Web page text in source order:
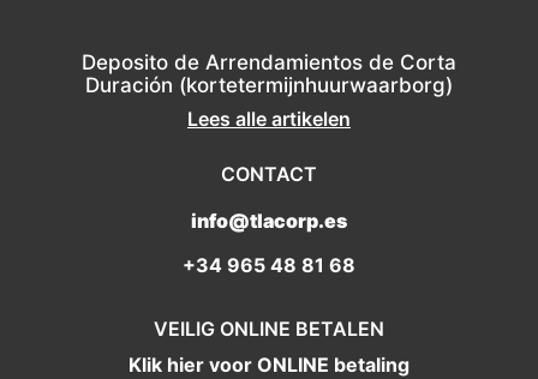
Deposito de Arrendamientos de Corta
Duración (kortetermijnhuurwaarborg)
Lees alle artikelen
CONTACT
info@tlacorp.es
+34 965 48 81 68
VEILIG ONLINE BETALEN
Klik hier voor ONLINE betaling